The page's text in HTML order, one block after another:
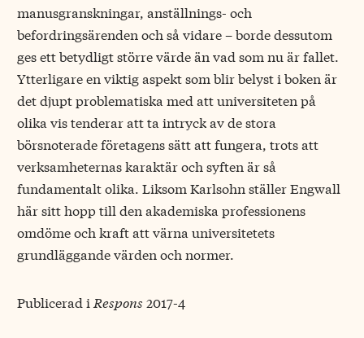
manusgranskningar, anställnings- och
befordringsärenden och så vidare – borde dessutom
ges ett betydligt större värde än vad som nu är fallet.
Ytterligare en viktig aspekt som blir belyst i boken är
det djupt problematiska med att universiteten på
olika vis tenderar att ta intryck av de stora
börsnoterade företagens sätt att fungera, trots att
verksamheternas karaktär och syften är så
fundamentalt olika. Liksom Karlsohn ställer Engwall
här sitt hopp till den akademiska professionens
omdöme och kraft att värna universitetets
grundläggande värden och normer.
Publicerad i Respons 2017-4